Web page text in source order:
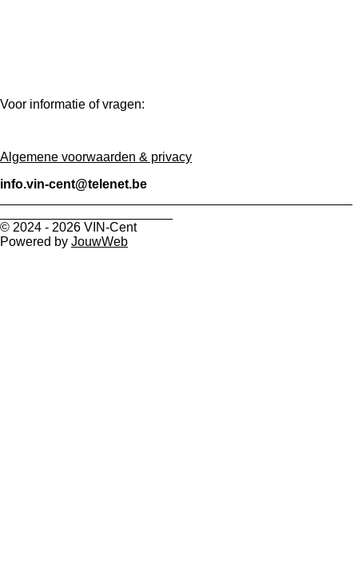
s
r
a
n
I
n
Voor informatie of vragen:
Algemene voorwaarden & privacy
info.vin-cent@telenet.be
© 2024 - 2026 VIN-Cent
Powered by JouwWeb